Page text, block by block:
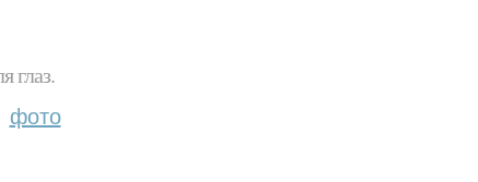
глаз.
фото